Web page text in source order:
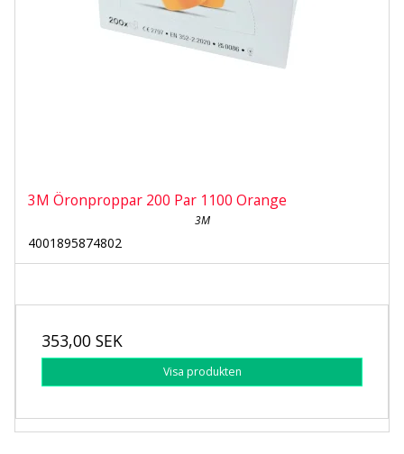
3M Öronproppar 200 Par 1100 Orange
3M
4001895874802
353,00 SEK
Visa produkten